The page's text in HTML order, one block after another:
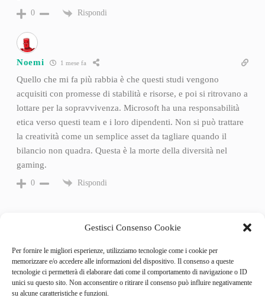
Gestisci Consenso Cookie
Per fornire le migliori esperienze, utilizziamo tecnologie come i cookie per
memorizzare e/o accedere alle informazioni del dispositivo. Il consenso a queste
tecnologie ci permetterà di elaborare dati come il comportamento di navigazione o ID
unici su questo sito. Non acconsentire o ritirare il consenso può influire negativamente
su alcune caratteristiche e funzioni.
0 Rispondi
Noemi 1 mese fa
Quello che mi fa più rabbia è che questi studi vengono
acquisiti con promesse di stabilità e risorse, e poi si ritrovano a
lottare per la sopravvivenza. Microsoft ha una responsabilità
etica verso questi team e i loro dipendenti. Non si può trattare
la creatività come un semplice asset da tagliare quando il
bilancio non quadra. Questa è la morte della diversità nel
gaming.
0 Rispondi